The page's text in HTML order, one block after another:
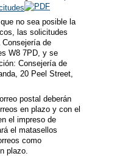
no sea posible la
las solicitudes
Consejería de
W8 7PD, y se
Consejería de
20 Peel Street,
postal deberán
en plazo y con el
el impreso de
el matasellos
como
plazo.